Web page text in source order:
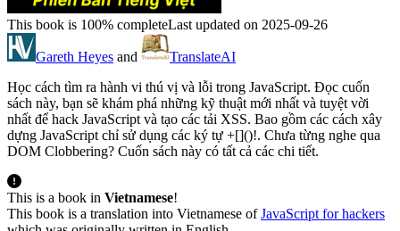
This book is 100% completeLast updated on 2025-09-26
Gareth Heyes and
TranslateAI
Học cách tìm ra hành vi thú vị và lỗi trong JavaScript. Đọc cuốn
sách này, bạn sẽ khám phá những kỹ thuật mới nhất và tuyệt vời
nhất để hack JavaScript và tạo các tải XSS. Bao gồm các cách xây
dựng JavaScript chỉ sử dụng các ký tự +[]()!. Chưa từng nghe qua
DOM Clobbering? Cuốn sách này có tất cả các chi tiết.
This is a book in Vietnamese!
This book is a translation into Vietnamese ofJavaScript for hackers